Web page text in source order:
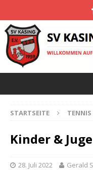
STARTSEITE TENNIS
Kinder &
28. Juli 2022 Gerald